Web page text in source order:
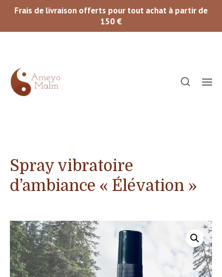
Frais de livraison offerts pour tout achat à partir de
150 €
Spray vibratoire
d’ambiance « Élévation »